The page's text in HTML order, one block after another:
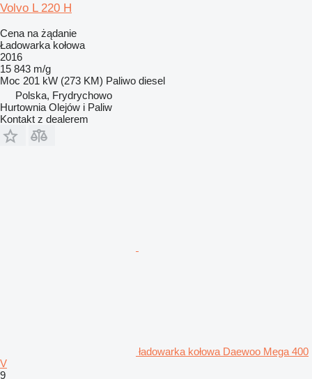
Volvo L 220 H
Cena na żądanie
Ładowarka kołowa
2016
15 843 m/g
Moc 201 kW (273 KM) Paliwo diesel
Polska, Frydrychowo
Hurtownia Olejów i Paliw
Kontakt z dealerem
ładowarka kołowa Daewoo Mega 400
V
9